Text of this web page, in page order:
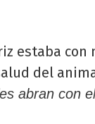
estaba con
del
abran con